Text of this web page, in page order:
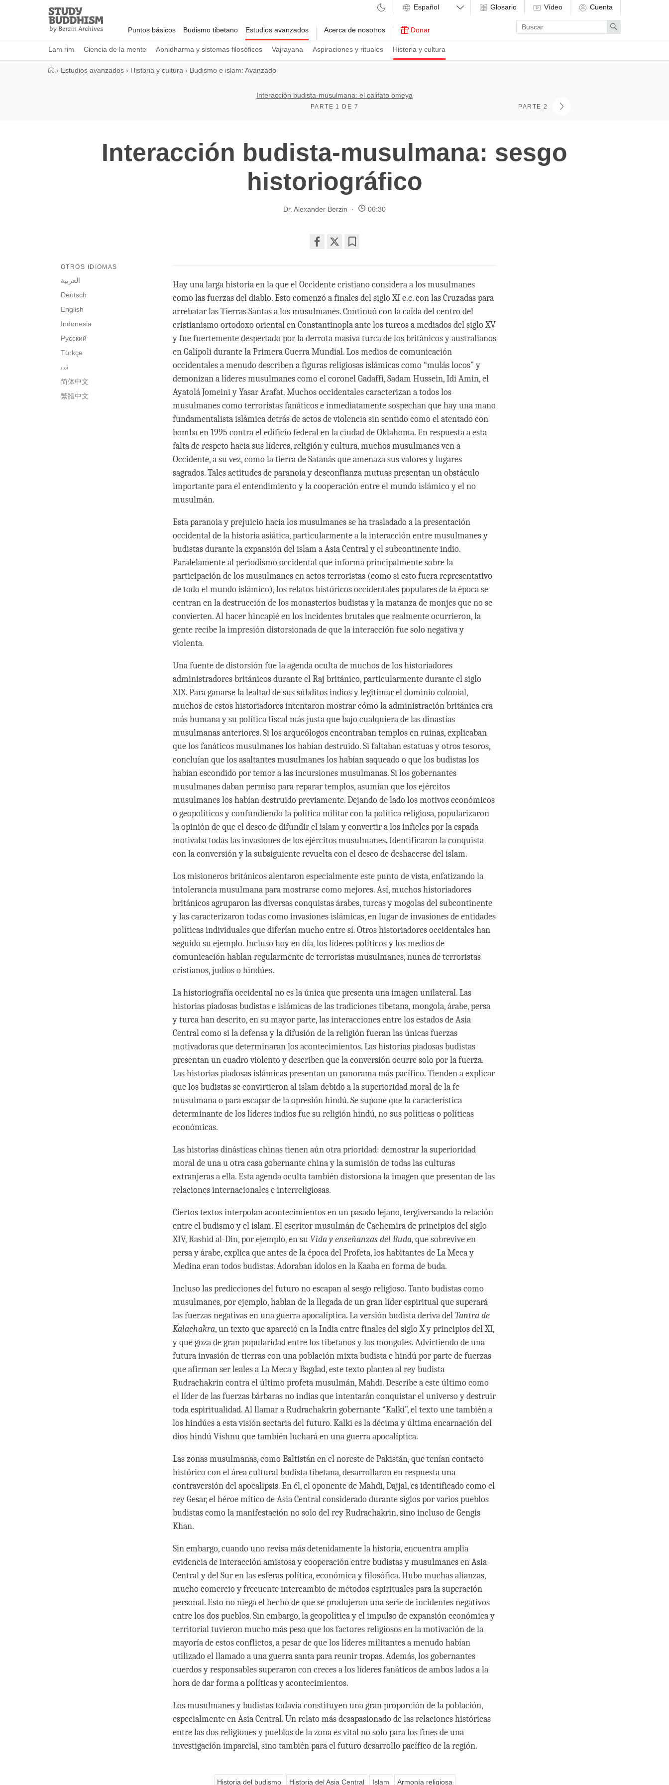
Study
Buddhism
Home
Puntos básicos Budismo tibetano Estudios avanzados
Lam rim Ciencia de la mente Abhidharma y sistemas filosóficos Vajrayana Aspiraciones y rituales Historia y cultura
Acerca de nosotros Donar
Glosario Vídeo Cuenta
Enter
search
term
Search
› Estudios avanzados › Historia y cultura › Budismo e islam: Avanzado
Interacción budista-musulmana: el califato omeya
PARTE 1 DE 7 PARTE 2
Interacción budista-musulmana: sesgo
historiográfico
Dr. Alexander Berzin 06:30
on
facebook
OTROS IDIOMAS
العربية
Deutsch
English
Indonesia
Русский
Türkçe
اُردو
简体中文
繁體中文
Hay una larga historia en la que el Occidente cristiano considera a los musulmanes
como las fuerzas del diablo. Esto comenzó a finales del siglo XI e.c. con las Cruzadas para
arrebatar las Tierras Santas a los musulmanes. Continuó con la caída del centro del
cristianismo ortodoxo oriental en Constantinopla ante los turcos a mediados del siglo XV
y fue fuertemente despertado por la derrota masiva turca de los británicos y australianos
en Galípoli durante la Primera Guerra Mundial. Los medios de comunicación
occidentales a menudo describen a figuras religiosas islámicas como “mulás locos” y
demonizan a líderes musulmanes como el coronel Gadaffi, Sadam Hussein, Idi Amin, el
Ayatolá Jomeini y Yasar Arafat. Muchos occidentales caracterizan a todos los
musulmanes como terroristas fanáticos e inmediatamente sospechan que hay una mano
fundamentalista islámica detrás de actos de violencia sin sentido como el atentado con
bomba en 1995 contra el edificio federal en la ciudad de Oklahoma. En respuesta a esta
falta de respeto hacia sus líderes, religión y cultura, muchos musulmanes ven a
Occidente, a su vez, como la tierra de Satanás que amenaza sus valores y lugares
sagrados. Tales actitudes de paranoia y desconfianza mutuas presentan un obstáculo
importante para el entendimiento y la cooperación entre el mundo islámico y el no
musulmán.
Esta paranoia y prejuicio hacia los musulmanes se ha trasladado a la presentación
occidental de la historia asiática, particularmente a la interacción entre musulmanes y
budistas durante la expansión del islam a Asia Central y el subcontinente indio.
Paralelamente al periodismo occidental que informa principalmente sobre la
participación de los musulmanes en actos terroristas (como si esto fuera representativo
de todo el mundo islámico), los relatos históricos occidentales populares de la época se
centran en la destrucción de los monasterios budistas y la matanza de monjes que no se
convierten. Al hacer hincapié en los incidentes brutales que realmente ocurrieron, la
gente recibe la impresión distorsionada de que la interacción fue solo negativa y
violenta.
Una fuente de distorsión fue la agenda oculta de muchos de los historiadores
administradores británicos durante el Raj británico, particularmente durante el siglo
XIX. Para ganarse la lealtad de sus súbditos indios y legitimar el dominio colonial,
muchos de estos historiadores intentaron mostrar cómo la administración británica era
más humana y su política fiscal más justa que bajo cualquiera de las dinastías
musulmanas anteriores. Si los arqueólogos encontraban templos en ruinas, explicaban
que los fanáticos musulmanes los habían destruido. Si faltaban estatuas y otros tesoros,
concluían que los asaltantes musulmanes los habían saqueado o que los budistas los
habían escondido por temor a las incursiones musulmanas. Si los gobernantes
musulmanes daban permiso para reparar templos, asumían que los ejércitos
musulmanes los habían destruido previamente. Dejando de lado los motivos económicos
o geopolíticos y confundiendo la política militar con la política religiosa, popularizaron
la opinión de que el deseo de difundir el islam y convertir a los infieles por la espada
motivaba todas las invasiones de los ejércitos musulmanes. Identificaron la conquista
con la conversión y la subsiguiente revuelta con el deseo de deshacerse del islam.
Los misioneros británicos alentaron especialmente este punto de vista, enfatizando la
intolerancia musulmana para mostrarse como mejores. Así, muchos historiadores
británicos agruparon las diversas conquistas árabes, turcas y mogolas del subcontinente
y las caracterizaron todas como invasiones islámicas, en lugar de invasiones de entidades
políticas individuales que diferían mucho entre sí. Otros historiadores occidentales han
seguido su ejemplo. Incluso hoy en día, los líderes políticos y los medios de
comunicación hablan regularmente de terroristas musulmanes, nunca de terroristas
cristianos, judíos o hindúes.
La historiografía occidental no es la única que presenta una imagen unilateral. Las
historias piadosas budistas e islámicas de las tradiciones tibetana, mongola, árabe, persa
y turca han descrito, en su mayor parte, las interacciones entre los estados de Asia
Central como si la defensa y la difusión de la religión fueran las únicas fuerzas
motivadoras que determinaran los acontecimientos. Las historias piadosas budistas
presentan un cuadro violento y describen que la conversión ocurre solo por la fuerza.
Las historias piadosas islámicas presentan un panorama más pacífico. Tienden a explicar
que los budistas se convirtieron al islam debido a la superioridad moral de la fe
musulmana o para escapar de la opresión hindú. Se supone que la característica
determinante de los líderes indios fue su religión hindú, no sus políticas o políticas
económicas.
Las historias dinásticas chinas tienen aún otra prioridad: demostrar la superioridad
moral de una u otra casa gobernante china y la sumisión de todas las culturas
extranjeras a ella. Esta agenda oculta también distorsiona la imagen que presentan de las
relaciones internacionales e interreligiosas.
Ciertos textos interpolan acontecimientos en un pasado lejano, tergiversando la relación
entre el budismo y el islam. El escritor musulmán de Cachemira de principios del siglo
XIV, Rashid al-Din, por ejemplo, en su Vida y enseñanzas del Buda, que sobrevive en
persa y árabe, explica que antes de la época del Profeta, los habitantes de La Meca y
Medina eran todos budistas. Adoraban ídolos en la Kaaba en forma de buda.
Incluso las predicciones del futuro no escapan al sesgo religioso. Tanto budistas como
musulmanes, por ejemplo, hablan de la llegada de un gran líder espiritual que superará
las fuerzas negativas en una guerra apocalíptica. La versión budista deriva delTantra de
Kalachakra, un texto que apareció en la India entre finales del siglo X y principios del XI,
y que goza de gran popularidad entre los tibetanos y los mongoles. Advirtiendo de una
futura invasión de tierras con una población mixta budista e hindú por parte de fuerzas
que afirman ser leales a La Meca y Bagdad, este texto plantea al rey budista
Rudrachakrin contra el último profeta musulmán, Mahdi. Describe a este último como
el líder de las fuerzas bárbaras no indias que intentarán conquistar el universo y destruir
toda espiritualidad. Al llamar a Rudrachakrin gobernante “Kalki”, el texto une también a
los hindúes a esta visión sectaria del futuro. Kalki es la décima y última encarnación del
dios hindú Vishnu que también luchará en una guerra apocalíptica.
Las zonas musulmanas, como Baltistán en el noreste de Pakistán, que tenían contacto
histórico con el área cultural budista tibetana, desarrollaron en respuesta una
contraversión del apocalipsis. En él, el oponente de Mahdi, Dajjal, es identificado como el
rey Gesar, el héroe mítico de Asia Central considerado durante siglos por varios pueblos
budistas como la manifestación no solo del rey Rudrachakrin, sino incluso de Gengis
Khan.
Sin embargo, cuando uno revisa más detenidamente la historia, encuentra amplia
evidencia de interacción amistosa y cooperación entre budistas y musulmanes en Asia
Central y del Sur en las esferas política, económica y filosófica. Hubo muchas alianzas,
mucho comercio y frecuente intercambio de métodos espirituales para la superación
personal. Esto no niega el hecho de que se produjeron una serie de incidentes negativos
entre los dos pueblos. Sin embargo, la geopolítica y el impulso de expansión económica y
territorial tuvieron mucho más peso que los factores religiosos en la motivación de la
mayoría de estos conflictos, a pesar de que los líderes militantes a menudo habían
utilizado el llamado a una guerra santa para reunir tropas. Además, los gobernantes
cuerdos y responsables superaron con creces a los líderes fanáticos de ambos lados a la
hora de dar forma a políticas y acontecimientos.
Los musulmanes y budistas todavía constituyen una gran proporción de la población,
especialmente en Asia Central. Un relato más desapasionado de las relaciones históricas
entre las dos religiones y pueblos de la zona es vital no solo para los fines de una
investigación imparcial, sino también para el futuro desarrollo pacífico de la región.
Historia del budismo Historia del Asia Central Islam Armonía religiosa